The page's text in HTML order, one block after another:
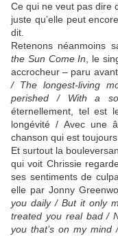
Ce qui ne veut pas dire
juste qu’elle peut
dit.
Retenons néanmoins
the Sun Come In , le
accrocheur – paru avant
/ The longest-living
perished / With a
éternellement, tel est
longévité / Avec une
chanson qui est toujours
Et surtout la
qui voit Chrissie
ses sentiments de
elle par Jonny
you daily / But it only
treated you real bad /
you that’s on my